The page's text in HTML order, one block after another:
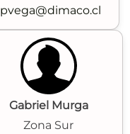
pvega@dimaco.cl
Gabriel Murga
Zona Sur